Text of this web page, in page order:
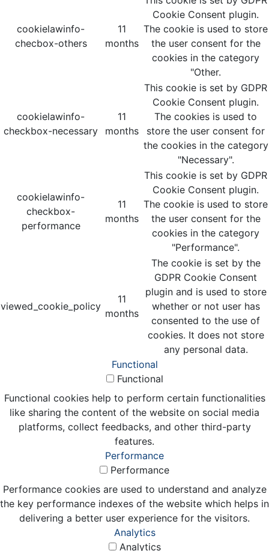
cookielawinfo-
checbox-others
11
months
Cookie Consent plugin.
The cookie is used to store
the user consent for the
cookies in the category
"Other.
cookielawinfo-
checkbox-necessary
11
months
This cookie is set by GDPR
Cookie Consent plugin.
The cookies is used to
store the user consent for
the cookies in the category
"Necessary".
cookielawinfo-
checkbox-
performance
11
months
This cookie is set by GDPR
Cookie Consent plugin.
The cookie is used to store
the user consent for the
cookies in the category
"Performance".
viewed_cookie_policy
11
months
The cookie is set by the
GDPR Cookie Consent
plugin and is used to store
whether or not user has
consented to the use of
cookies. It does not store
any personal data.
Functional
Functional
Functional cookies help to perform certain functionalities
like sharing the content of the website on social media
platforms, collect feedbacks, and other third-party
features.
Performance
Performance
Performance cookies are used to understand and analyze
the key performance indexes of the website which helps in
delivering a better user experience for the visitors.
Analytics
Analytics